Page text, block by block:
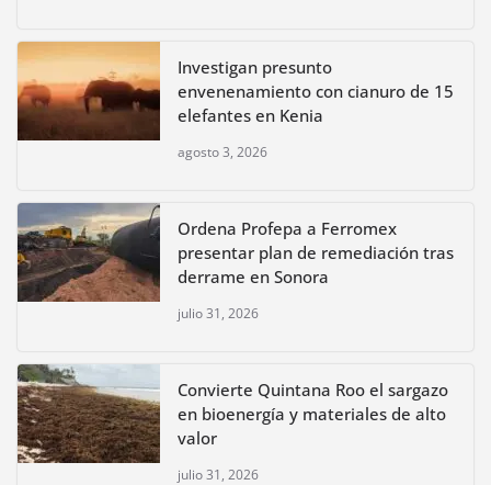
Investigan presunto
envenenamiento con cianuro de 15
elefantes en Kenia
agosto 3, 2026
Ordena Profepa a Ferromex
presentar plan de remediación tras
derrame en Sonora
julio 31, 2026
Convierte Quintana Roo el sargazo
en bioenergía y materiales de alto
valor
julio 31, 2026